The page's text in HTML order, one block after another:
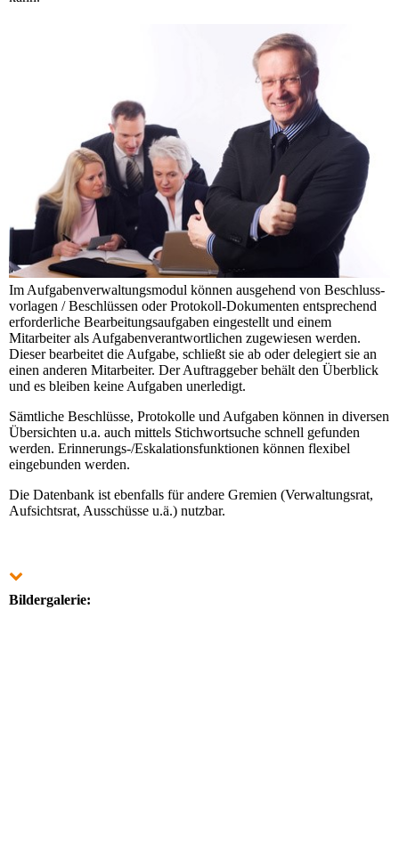
Im Aufgabenverwal­tungsmodul können aus­ge­hend von Be­schluss­
vorlagen / Beschlüssen oder Protokoll-Dokumenten entsprechend
erforderliche Bearbeitungsaufgaben eingestellt und einem
Mitarbeiter als Aufgabenverantwortlichen zugewiesen werden.
Dieser bearbeitet die Aufgabe, schließt sie ab oder delegiert sie an
einen anderen Mitarbeiter. Der Auftraggeber behält den Überblick
und es bleiben keine Aufgaben unerledigt.
Sämtliche Beschlüsse, Protokolle und Aufgaben können in diversen
Übersichten u.a. auch mittels Stichwortsuche schnell gefunden
werden. Erinnerungs-/Eskalationsfunktionen können flexibel
eingebunden werden.
Die Datenbank ist ebenfalls für andere Gremien (Verwaltungsrat,
Aufsichtsrat, Ausschüsse u.ä.) nutzbar.
Bildergalerie: